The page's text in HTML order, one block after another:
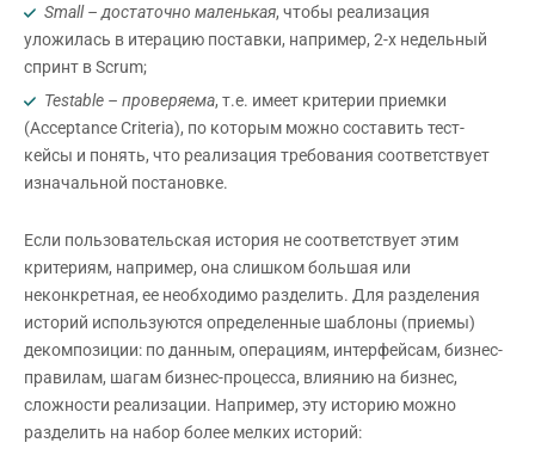
Small – достаточно маленькая, чтобы реализация
уложилась в итерацию поставки, например, 2-х недельный
спринт в Scrum;
Testable – проверяема, т.е. имеет критерии приемки
(Acceptance Criteria), по которым можно составить тест-
кейсы и понять, что реализация требования соответствует
изначальной постановке.
Если пользовательская история не соответствует этим
критериям, например, она слишком большая или
неконкретная, ее необходимо разделить. Для разделения
историй используются определенные шаблоны (приемы)
декомпозиции: по данным, операциям, интерфейсам, бизнес-
правилам, шагам бизнес-процесса, влиянию на бизнес,
сложности реализации. Например, эту историю можно
разделить на набор более мелких историй: